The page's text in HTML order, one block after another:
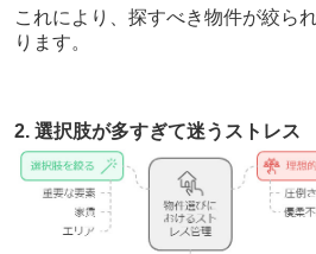
これにより、探すべき物件が絞ら
ります。
2. 選択肢が多すぎて迷うストレス